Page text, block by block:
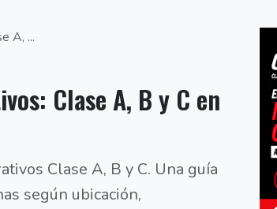
A, ...
Clase A, B y C en
Clase A, B y C. Una guía
según ubicación,